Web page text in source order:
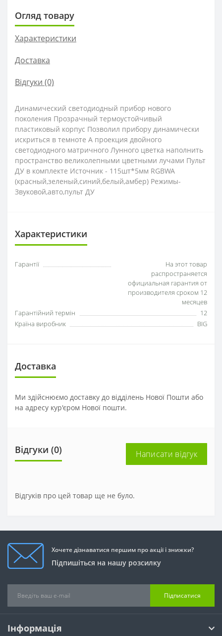
Огляд товару
Характеристики
Доставка
Відгуки (0)
Динамический светодиодный прибор нового
поколения Прозрачный термоустойчивый
пластиковый корпус Позволил прибору динамически
искриться в темноте А проекция двойного
светодиодного матричного Лунного цветка наполнить
пространство великолепными цветными лучами Пульт
ДУ в комплекте Источник - 115шт*5мм RGBWA
(красный,зеленый,синий,белый,амбер) Режимы-
Звуковой,авто,пульт ДУ
Характеристики
Гарантії
На этот товар
распространяется
официальная гарантия от
производителя сроком 12
месяцев
Гарантійний термін
12
Країна виробник
BIG
Доставка
Ми здійснюємо доставку до відділень Нової Пошти або
на адресу кур'єром Нової пошти.
Відгуки (0) Написати відгук
Відгуків про цей товар ще не було.
Хочете дізнаватися першим про акції і знижки?
Підпишіться на нашу розсилку
Підписатися
Інформація